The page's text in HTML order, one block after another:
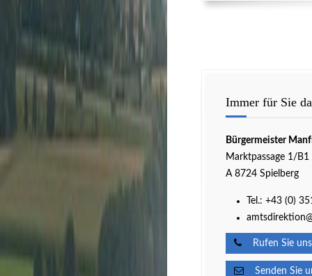
Immer für Sie
Bürgermeister
Marktpassage 1/B1
A 8724 Spielberg
Tel.: +43 (0)
Rufen Sie
Senden Sie